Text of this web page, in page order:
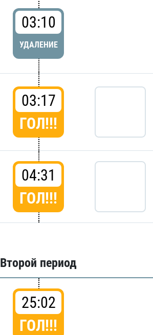
03:10
УДАЛЕНИЕ
03:17
ГОЛ!!!
04:31
ГОЛ!!!
Второй период
25:02
ГОЛ!!!